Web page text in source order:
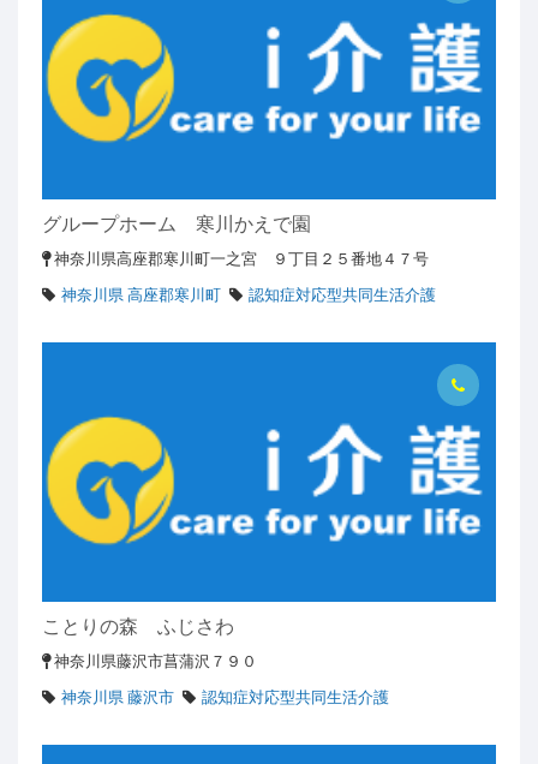
グループホーム 寒川かえで園
神奈川県高座郡寒川町一之宮 ９丁目２５番地４７号
神奈川県 高座郡寒川町
認知症対応型共同生活介護
ことりの森 ふじさわ
神奈川県藤沢市菖蒲沢７９０
神奈川県 藤沢市
認知症対応型共同生活介護